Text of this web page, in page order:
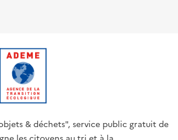
& déchets", service public gratuit de